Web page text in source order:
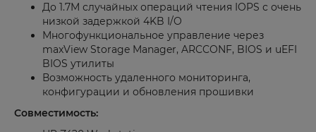
До 1.7M случайных операций чтения IOPS с очень
низкой задержкой 4KB I/O
Многофункциональное управление через
maxView Storage Manager, ARCCONF, BIOS и uEFI
BIOS утилиты
Возможность удаленного мониторинга,
конфигурации и обновления прошивки
Совместимость: